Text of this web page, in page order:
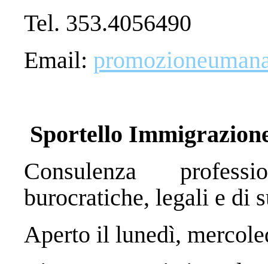
Tel. 353.4056490
Email:
Sportello
Consulenza
burocratiche, legali e di
Aperto il lunedì,